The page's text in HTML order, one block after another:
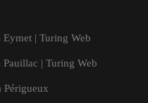
Eymet | Turing Web
| Turing Web
Périgueux